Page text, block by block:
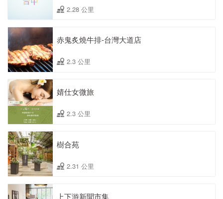
2.28 公里
赤鬼炙燒牛排-台灣大道店
2.3 公里
婧仕女微旅
2.3 公里
樹合苑
2.31 公里
上下游新聞市集